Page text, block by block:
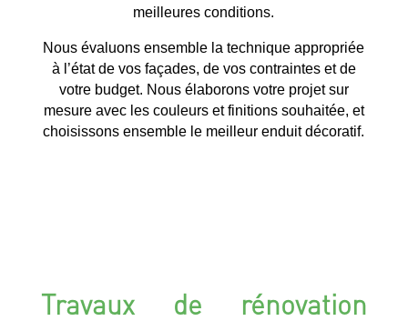
meilleures conditions.
Nous évaluons ensemble la technique appropriée
à l’état de vos façades, de vos contraintes et de
votre budget. Nous élaborons votre projet sur
mesure avec les couleurs et finitions souhaitée, et
choisissons ensemble le meilleur enduit décoratif.
Travaux de rénovation